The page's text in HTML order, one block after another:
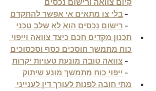
קיום צוואה ורישום נכסים
בלי צו מתאים אי אפשר להתקדם
רישום נכסים הוא לא שלב טכני
תכנון מקדים חכם כיצד צוואה וייפוי
כוח מתמשך חוסכים כסף וסכסוכים
צוואה טובה מונעת טעויות יקרות
ייפוי כוח מתמשך מונע שיתוק
מתי חובה לפנות לעורך דין לענייני